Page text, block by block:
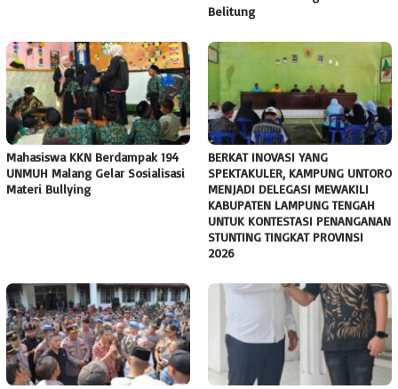
Belitung
Mahasiswa KKN Berdampak 194
UNMUH Malang Gelar Sosialisasi
Materi Bullying
BERKAT INOVASI YANG
SPEKTAKULER, KAMPUNG UNTORO
MENJADI DELEGASI MEWAKILI
KABUPATEN LAMPUNG TENGAH
UNTUK KONTESTASI PENANGANAN
STUNTING TINGKAT PROVINSI
2026